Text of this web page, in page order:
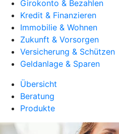
Girokonto & Bezahlen
Kredit & Finanzieren
Immobilie & Wohnen
Zukunft & Vorsorgen
Versicherung & Schützen
Geldanlage & Sparen
Übersicht
Beratung
Produkte